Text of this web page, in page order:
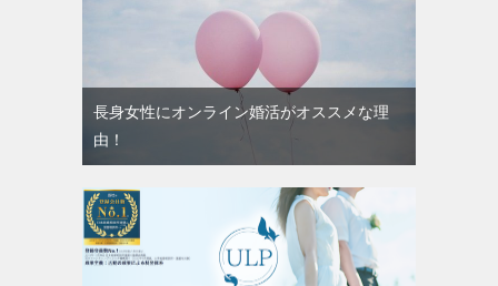
長身女性にオンライン婚活がオススメな理
由！